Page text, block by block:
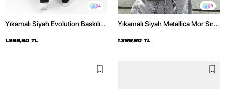
4
Yıkamalı Siyah Evolution Baskılı
Hoodie
1.399,90 TL
9
Yıkamalı Siyah Metallica Mor Sırt
Hoodie
1.399,90 TL